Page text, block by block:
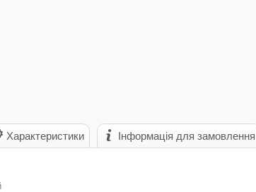
Характеристики Інформація для замовлення